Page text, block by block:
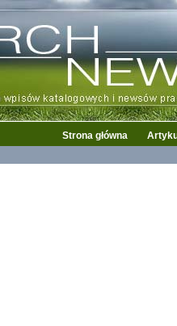
Strona główna